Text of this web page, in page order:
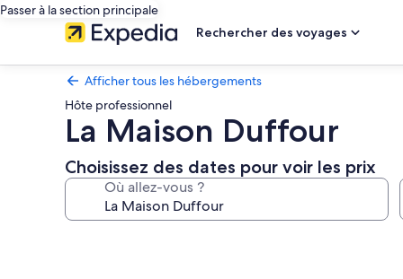
Passer à la section principale
Rechercher des voyages
Afficher tous les hébergements
Hôte professionnel
La Maison Duffour
Choisissez des dates pour voir les prix
Où allez-vous ?